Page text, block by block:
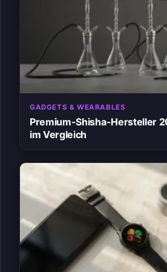
GADGETS & WEARABLES
Premium-Shisha-Hersteller
im Vergleich